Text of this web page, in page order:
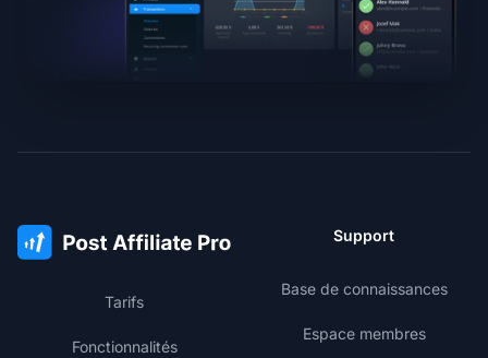
Tarifs
Fonctionnalités
Support
Base de connaissances
Espace membres